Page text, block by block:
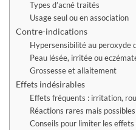
Types d’acné traités
Usage seul ou en association
Contre-indications
Hypersensibilité au peroxyde
Peau lésée, irritée ou
Grossesse et allaitement
Effets indésirables
Effets fréquents : irritation,
Réactions rares mais possibles
Conseils pour limiter les effets